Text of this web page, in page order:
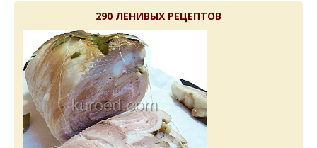
290 ЛЕНИВЫХ РЕЦЕПТОВ